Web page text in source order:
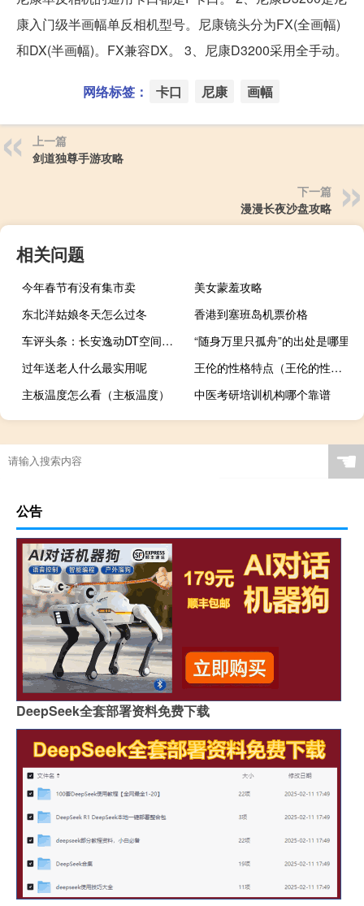
康入门级半画幅单反相机型号。尼康镜头分为FX(全画幅)
和DX(半画幅)。FX兼容DX。 3、尼康D3200采用全手动。
网络标签： 卡口 尼康 画幅
上一篇
剑道独尊手游攻略
下一篇
漫漫长夜沙盘攻略
相关问题
今年春节有没有集市卖
美女蒙羞攻略
东北洋姑娘冬天怎么过冬
香港到塞班岛机票价格
车评头条：长安逸动DT空间方面如何及长安逸动DT值得信赖吗
“随身万里只孤舟”的出处是哪里
过年送老人什么最实用呢
王伦的性格特点（王伦的性格特点）
主板温度怎么看（主板温度）
中医考研培训机构哪个靠谱
☚
公告
DeepSeek全套部署资料免费下载